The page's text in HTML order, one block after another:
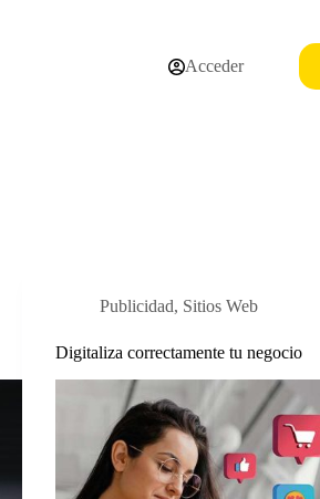
Acceder
Publicidad, Sitios Web
Digitaliza correctamente tu negocio